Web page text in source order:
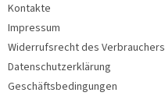
Kontakte
Impressum
Widerrufsrecht des Verbrauchers
Datenschutzerklärung
Geschäftsbedingungen